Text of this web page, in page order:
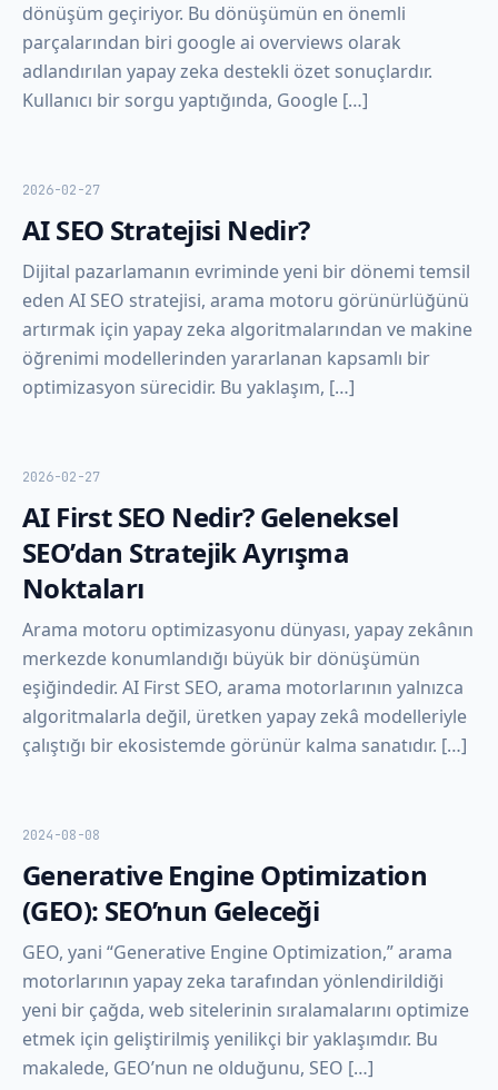
dönüşüm geçiriyor. Bu dönüşümün en önemli
parçalarından biri google ai overviews olarak
adlandırılan yapay zeka destekli özet sonuçlardır.
Kullanıcı bir sorgu yaptığında, Google […]
2026-02-27
AI SEO Stratejisi Nedir?
Dijital pazarlamanın evriminde yeni bir dönemi temsil
eden AI SEO stratejisi, arama motoru görünürlüğünü
artırmak için yapay zeka algoritmalarından ve makine
öğrenimi modellerinden yararlanan kapsamlı bir
optimizasyon sürecidir. Bu yaklaşım, […]
2026-02-27
AI First SEO Nedir? Geleneksel
SEO’dan Stratejik Ayrışma
Noktaları
Arama motoru optimizasyonu dünyası, yapay zekânın
merkezde konumlandığı büyük bir dönüşümün
eşiğindedir. AI First SEO, arama motorlarının yalnızca
algoritmalarla değil, üretken yapay zekâ modelleriyle
çalıştığı bir ekosistemde görünür kalma sanatıdır. […]
2024-08-08
Generative Engine Optimization
(GEO): SEO’nun Geleceği
GEO, yani “Generative Engine Optimization,” arama
motorlarının yapay zeka tarafından yönlendirildiği
yeni bir çağda, web sitelerinin sıralamalarını optimize
etmek için geliştirilmiş yenilikçi bir yaklaşımdır. Bu
makalede, GEO’nun ne olduğunu, SEO […]